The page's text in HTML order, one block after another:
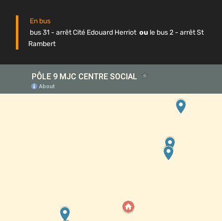
En bus
bus 31 - arrêt Cité Edouard Herriot ou le bus 2 - arrêt St
Rambert